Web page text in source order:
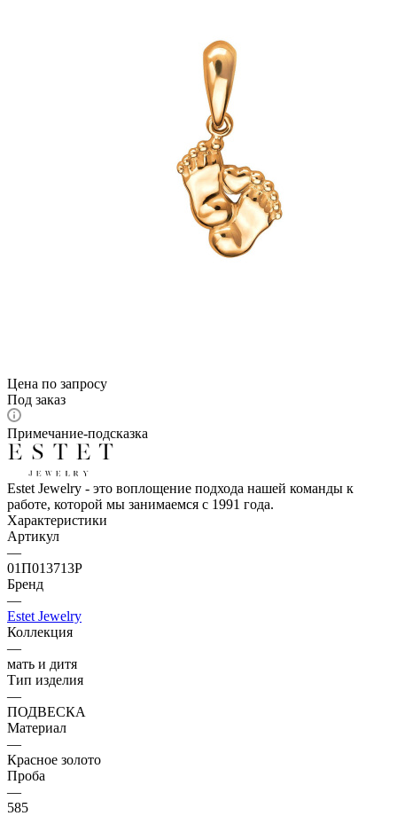
Цена по запросу
Под заказ
Примечание-подсказка
Estet Jewelry - это воплощение подхода нашей команды к
работе, которой мы занимаемся с 1991 года.
Характеристики
Артикул
—
01П013713Р
Бренд
—
Estet Jewelry
Коллекция
—
мать и дитя
Тип изделия
—
ПОДВЕСКА
Материал
—
Красное золото
Проба
—
585